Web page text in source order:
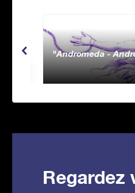
Andromeda -
Regardez